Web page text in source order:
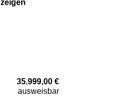
35.999,00 €
ausweisbar